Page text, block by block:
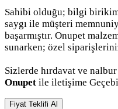
Sahibi olduğu; bilgi
saygı ile müşteri
başarmıştır. Onupet
sunarken; özel
Sizlerde hırdavat ve
Onupet ile iletişime
Fiyat Teklifi Al